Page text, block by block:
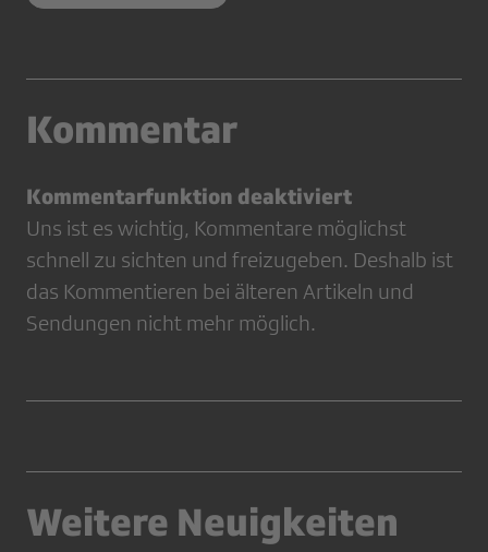
Kommentar
Kommentarfunktion deaktiviert
Uns ist es wichtig, Kommentare möglichst
schnell zu sichten und freizugeben. Deshalb ist
das Kommentieren bei älteren Artikeln und
Sendungen nicht mehr möglich.
Weitere Neuigkeiten